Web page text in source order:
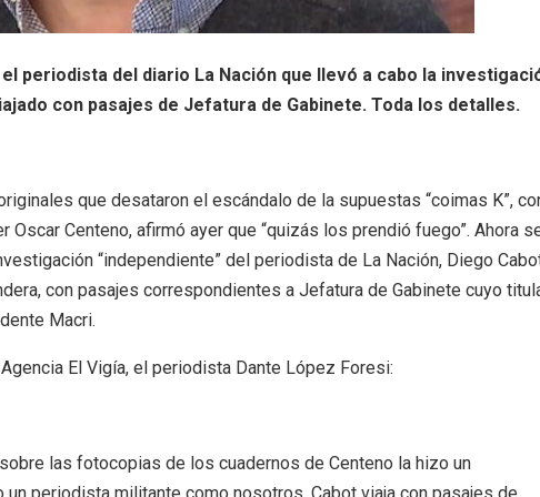
periodista del diario La Nación que llevó a cabo la
con pasajes de Jefatura de Gabinete. Toda los detalles.
que desataron el escándalo de la supuestas “coimas K”,
Centeno, afirmó ayer que “quizás los prendió fuego”. Ahora
“independiente” del periodista de La Nación, Diego
con pasajes correspondientes a Jefatura de Gabinete cuyo
Macri.
El Vigía, el periodista Dante López Foresi:
las fotocopias de los cuadernos de Centeno la hizo un
periodista militante como nosotros. Cabot viaja con pasajes de